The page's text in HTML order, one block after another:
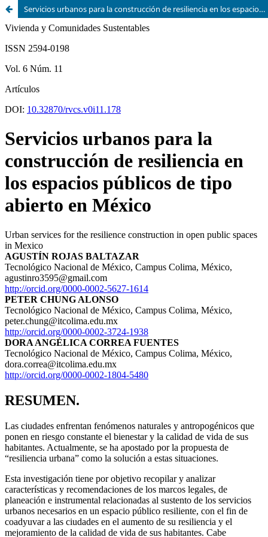
Servicios urbanos para la construcción de resiliencia en los espacios públicos de tipo abierto en México